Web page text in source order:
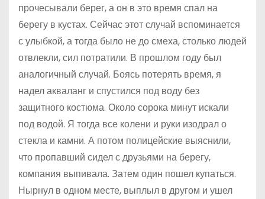
прочесывали берег, а он в это время спал на
берегу в кустах. Сейчас этот случай вспоминается
с улыбкой, а тогда было не до смеха, столько людей
отвлекли, сил потратили. В прошлом году был
аналогичный случай. Боясь потерять время, я
надел акваланг и спустился под воду без
защитного костюма. Около сорока минут искали
под водой. Я тогда все колени и руки изодрал о
стекла и камни. А потом полицейские выяснили,
что пропавший сидел с друзьями на берегу,
компания выпивала. Затем один пошел купаться.
Нырнул в одном месте, выплыл в другом и ушел